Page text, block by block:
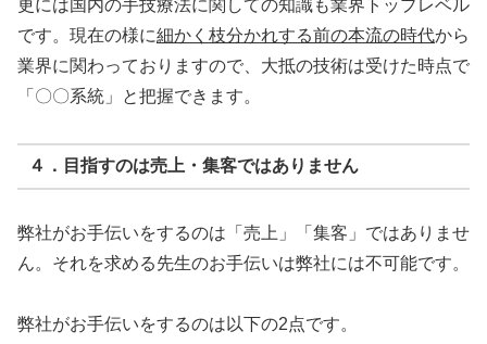
更には国内の手技療法に関しての知識も業界トップレベル
です。現在の様に細かく枝分かれする前の本流の時代から
業界に関わっておりますので、大抵の技術は受けた時点で
「〇〇系統」と把握できます。
４．目指すのは売上・集客ではありません
弊社がお手伝いをするのは「売上」「集客」ではありませ
ん。それを求める先生のお手伝いは弊社には不可能です。
弊社がお手伝いをするのは以下の2点です。